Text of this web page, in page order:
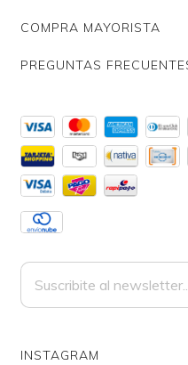
COMPRA MAYORISTA
PREGUNTAS
INSTAGRAM